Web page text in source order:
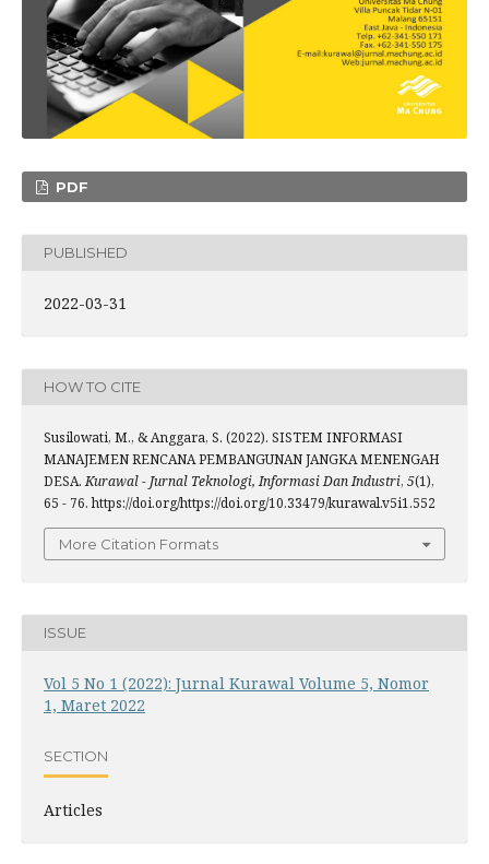
PDF
PUBLISHED
2022-03-31
HOW TO CITE
Susilowati, M., & Anggara, S. (2022). SISTEM INFORMASI
MANAJEMEN RENCANA PEMBANGUNAN JANGKA MENENGAH
DESA.Kurawal - Jurnal Teknologi, Informasi Dan Industri, 5(1),
65 - 76. https://doi.org/https://doi.org/10.33479/kurawal.v5i1.552
More Citation Formats
ISSUE
Vol 5 No 1 (2022): Jurnal Kurawal Volume 5, Nomor
1, Maret 2022
SECTION
Articles